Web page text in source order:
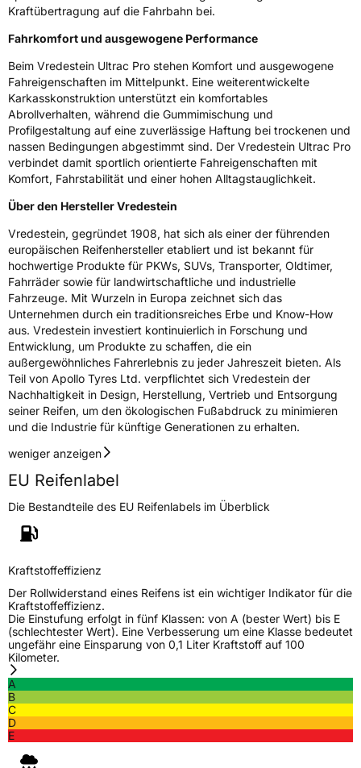
HerstellerkontaktApollo Tyres NL B.V., Ir. E.L.C. Schiffstraat
www.apollotyres.com
Kraftübertragung auf die Fahrbahn bei.
Fahrkomfort und ausgewogene Performance
Beim Vredestein Ultrac Pro stehen Komfort und ausgewogene
Fahreigenschaften im Mittelpunkt. Eine weiterentwickelte
Karkasskonstruktion unterstützt ein komfortables
Abrollverhalten, während die Gummimischung und
Profilgestaltung auf eine zuverlässige Haftung bei trockenen und
nassen Bedingungen abgestimmt sind. Der Vredestein Ultrac Pro
verbindet damit sportlich orientierte Fahreigenschaften mit
Komfort, Fahrstabilität und einer hohen Alltagstauglichkeit.
Über den Hersteller Vredestein
Vredestein, gegründet 1908, hat sich als einer der führenden
europäischen Reifenhersteller etabliert und ist bekannt für
hochwertige Produkte für PKWs, SUVs, Transporter, Oldtimer,
Fahrräder sowie für landwirtschaftliche und industrielle
Fahrzeuge. Mit Wurzeln in Europa zeichnet sich das
Unternehmen durch ein traditionsreiches Erbe und Know-How
aus. Vredestein investiert kontinuierlich in Forschung und
Entwicklung, um Produkte zu schaffen, die ein
außergewöhnliches Fahrerlebnis zu jeder Jahreszeit bieten. Als
Teil von Apollo Tyres Ltd. verpflichtet sich Vredestein der
Nachhaltigkeit in Design, Herstellung, Vertrieb und Entsorgung
seiner Reifen, um den ökologischen Fußabdruck zu minimieren
und die Industrie für künftige Generationen zu erhalten.
weniger anzeigen
EU Reifenlabel
Die Bestandteile des EU Reifenlabels im Überblick
Kraftstoffeffizienz
Der Rollwiderstand eines Reifens ist ein wichtiger Indikator für die
Kraftstoffeffizienz.
Die Einstufung erfolgt in fünf Klassen: von A (bester Wert) bis E
(schlechtester Wert). Eine Verbesserung um eine Klasse bedeutet
ungefähr eine Einsparung von 0,1 Liter Kraftstoff auf 100
Kilometer.
A
B
C
D
E